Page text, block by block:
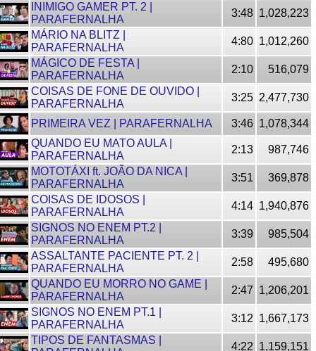
INIMIGO GAMER PT. 2 |
PARAFERNALHA
3:48 1,028,223
MÁRIO NA BLITZ |
PARAFERNALHA
4:80 1,012,260
MÁGICO DE FESTA |
PARAFERNALHA
2:10
516,079
COISAS DE FONE DE OUVIDO |
PARAFERNALHA
3:25 2,477,730
PRIMEIRA VEZ | PARAFERNALHA 3:46 1,078,344
QUANDO EU MATO AULA |
PARAFERNALHA
2:13
987,746
MOTOTÁXI ft. JOÃO DA NICA |
PARAFERNALHA
3:51
369,878
COISAS DE IDOSOS |
PARAFERNALHA
4:14 1,940,876
SIGNOS NO ENEM PT.2 |
PARAFERNALHA
3:39
985,504
ASSALTANTE PACIENTE PT. 2 |
PARAFERNALHA
2:58
495,680
QUANDO EU MORRO NO GAME |
PARAFERNALHA
2:47 1,206,201
SIGNOS NO ENEM PT.1 |
PARAFERNALHA
3:12 1,667,173
TIPOS DE FANTASMAS |
4:22 1,159,151